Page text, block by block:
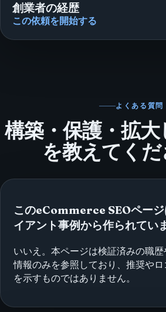
創業者の経歴
この依頼を開始する
よくある質問
構築・保護・拡
を教えてくだ
このeCommerce SEOページ
イアント事例から作られてい
いいえ。本ページは検証済みの職
情報のみを参照しており、推奨や
を示すものではありません。